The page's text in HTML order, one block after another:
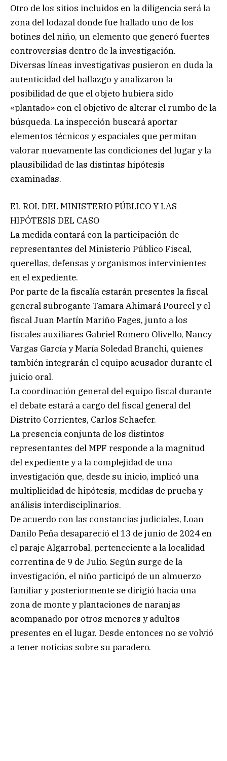
Otro de los sitios incluidos en la diligencia será la
zona del lodazal donde fue hallado uno de los
botines del niño, un elemento que generó fuertes
controversias dentro de la investigación.
Diversas líneas investigativas pusieron en duda la
autenticidad del hallazgo y analizaron la
posibilidad de que el objeto hubiera sido
«plantado» con el objetivo de alterar el rumbo de la
búsqueda. La inspección buscará aportar
elementos técnicos y espaciales que permitan
valorar nuevamente las condiciones del lugar y la
plausibilidad de las distintas hipótesis
examinadas.
EL ROL DEL MINISTERIO PÚBLICO Y LAS
HIPÓTESIS DEL CASO
La medida contará con la participación de
representantes del Ministerio Público Fiscal,
querellas, defensas y organismos intervinientes
en el expediente.
Por parte de la fiscalía estarán presentes la fiscal
general subrogante Tamara Ahimará Pourcel y el
fiscal Juan Martín Mariño Fages, junto a los
fiscales auxiliares Gabriel Romero Olivello, Nancy
Vargas García y María Soledad Branchi, quienes
también integrarán el equipo acusador durante el
juicio oral.
La coordinación general del equipo fiscal durante
el debate estará a cargo del fiscal general del
Distrito Corrientes, Carlos Schaefer.
La presencia conjunta de los distintos
representantes del MPF responde a la magnitud
del expediente y a la complejidad de una
investigación que, desde su inicio, implicó una
multiplicidad de hipótesis, medidas de prueba y
análisis interdisciplinarios.
De acuerdo con las constancias judiciales, Loan
Danilo Peña desapareció el 13 de junio de 2024 en
el paraje Algarrobal, perteneciente a la localidad
correntina de 9 de Julio. Según surge de la
investigación, el niño participó de un almuerzo
familiar y posteriormente se dirigió hacia una
zona de monte y plantaciones de naranjas
acompañado por otros menores y adultos
presentes en el lugar. Desde entonces no se volvió
a tener noticias sobre su paradero.